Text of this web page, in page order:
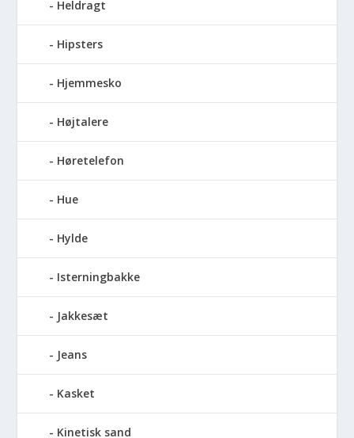
Heldragt
Hipsters
Hjemmesko
Højtalere
Høretelefon
Hue
Hylde
Isterningbakke
Jakkesæt
Jeans
Kasket
Kinetisk sand